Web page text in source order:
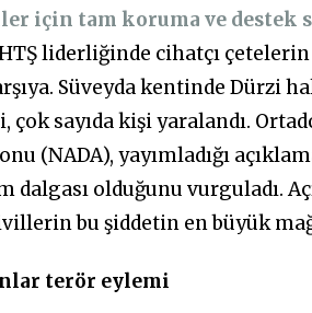
için tam koruma ve destek
liderliğinde cihatçı
Süveyda kentinde Dürzi
çok sayıda kişi yaralandı.
(NADA), yayımladığı
dalgası olduğunu vurguladı.
bu şiddetin en büyük
terör eylemi